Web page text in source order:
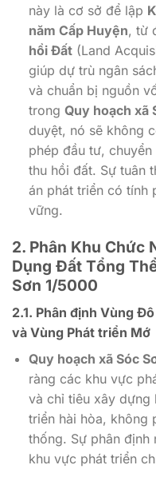
này là cơ sở để lập
năm Cấp Huyện, từ
hồi Đất(Land
giúp dự trù ngân
và chuẩn bị nguồn
trong Quy hoạch xã
duyệt, nó sẽ không
phép đầu tư,
thu hồi đất. Sự tuân
án phát triển có tính
vững.
2. Phân Khu Chức
Dụng Đất Tổng
Sơn 1/5000
2.1. Phân định Vùng
và Vùng Phát triển Mớ
Quy hoạch xã Sóc
ràng các khu vực
và chỉ tiêu xây dựng
triển hài hòa, không
thống. Sự phân định
khu vực phát triển